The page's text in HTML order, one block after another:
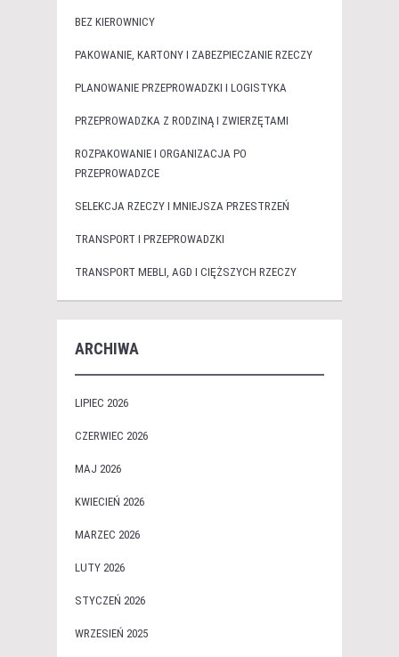
BEZ KIEROWNICY
PAKOWANIE, KARTONY I ZABEZPIECZANIE RZECZY
PLANOWANIE PRZEPROWADZKI I LOGISTYKA
PRZEPROWADZKA Z RODZINĄ I ZWIERZĘTAMI
ROZPAKOWANIE I ORGANIZACJA PO
PRZEPROWADZCE
SELEKCJA RZECZY I MNIEJSZA PRZESTRZEŃ
TRANSPORT I PRZEPROWADZKI
TRANSPORT MEBLI, AGD I CIĘŻSZYCH RZECZY
ARCHIWA
LIPIEC 2026
CZERWIEC 2026
MAJ 2026
KWIECIEŃ 2026
MARZEC 2026
LUTY 2026
STYCZEŃ 2026
WRZESIEŃ 2025